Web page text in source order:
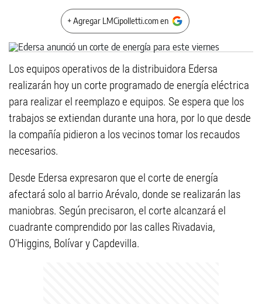
+ Agregar LMCipolletti.com en
Los equipos operativos de la distribuidora Edersa
realizarán hoy un corte programado de energía eléctrica
para realizar el reemplazo e equipos. Se espera que los
trabajos se extiendan durante una hora, por lo que desde
la compañía pidieron a los vecinos tomar los recaudos
necesarios.
Desde Edersa expresaron que el corte de energía
afectará solo al barrio Arévalo, donde se realizarán las
maniobras. Según precisaron, el corte alcanzará el
cuadrante comprendido por las calles Rivadavia,
O’Higgins, Bolívar y Capdevilla.